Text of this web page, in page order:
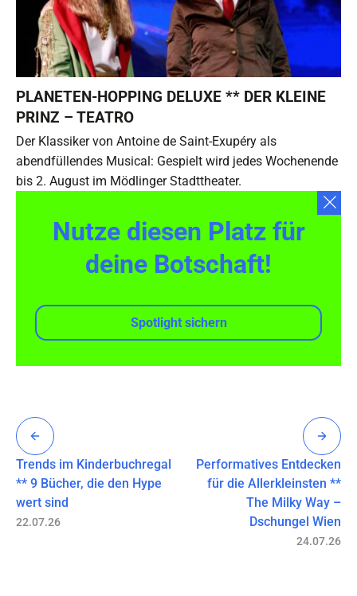
PLANETEN-HOPPING DELUXE ** DER KLEINE
PRINZ – TEATRO
Der Klassiker von Antoine de Saint-Exupéry als
abendfüllendes Musical: Gespielt wird jedes Wochenende
bis 2. August im Mödlinger Stadttheater.
Nutze diesen Platz für
deine Botschaft!
Spotlight sichern
Trends im Kinderbuchregal
** 9 Bücher, die den Hype
wert sind
22.07.26
Performatives Entdecken
für die Allerkleinsten **
The Milky Way –
Dschungel Wien
24.07.26